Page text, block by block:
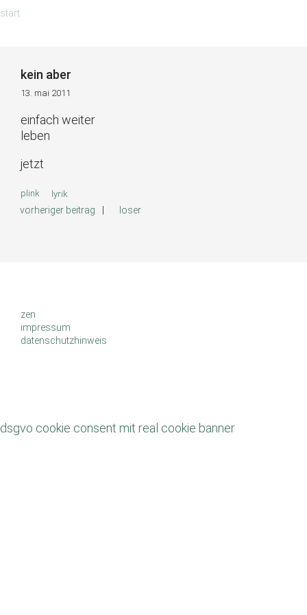
zum
start
kein aber
13. mai 2011
einfach weiter
leben
jetzt
plink kategorien
lyrik
vorheriger beitrag loser
zen
impressum
datenschutzhinweis
dsgvo cookie consent mit real cookie banner